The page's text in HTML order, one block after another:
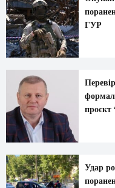
ГУР
проєкт
Удар